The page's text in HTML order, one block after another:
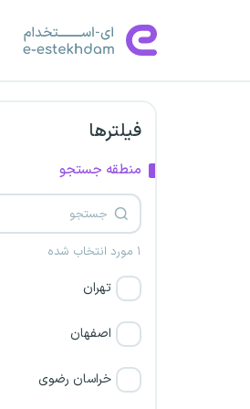
فیلترها
منطقه جستجو
۱ مورد انتخاب شده
تهران
اصفهان
خراسان رضوی